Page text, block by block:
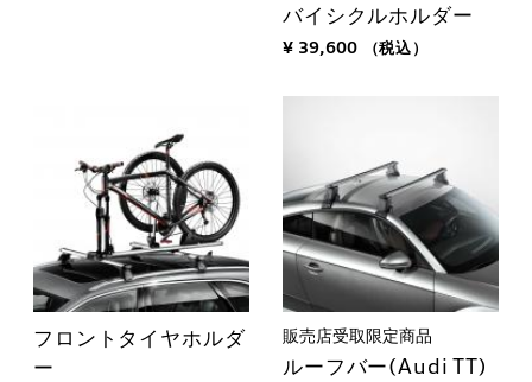
バイシクルホルダー
¥ 39,600 （税込）
フロントタイヤホルダ
ー
販売店受取限定商品
ルーフバー(Audi TT)